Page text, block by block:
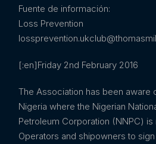
Fuente de información:
Loss Prevention
[:en]Friday 2nd February 2016
The Association has been aware
Nigeria where the Nigerian
Petroleum Corporation (NNPC) is
Operators and shipowners to